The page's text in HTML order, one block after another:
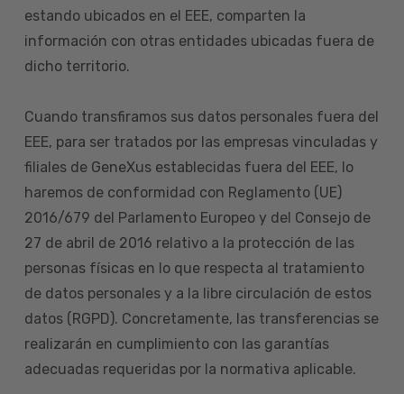
estando ubicados en el EEE, comparten la
información con otras entidades ubicadas fuera de
dicho territorio.
Cuando transfiramos sus datos personales fuera del
EEE, para ser tratados por las empresas vinculadas y
filiales de GeneXus establecidas fuera del EEE, lo
haremos de conformidad con Reglamento (UE)
2016/679 del Parlamento Europeo y del Consejo de
27 de abril de 2016 relativo a la protección de las
personas físicas en lo que respecta al tratamiento
de datos personales y a la libre circulación de estos
datos (RGPD). Concretamente, las transferencias se
realizarán en cumplimiento con las garantías
adecuadas requeridas por la normativa aplicable.